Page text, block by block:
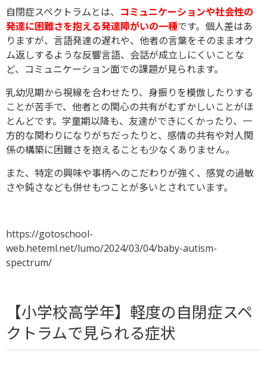
自閉症スペクトラムとは、 コミュニケーションや社会性の
発達に困難さを抱える発達障がいの一種です。個人差はあ
りますが、言語発達の遅れや、他者の言葉をそのままオウ
ム返しするような反響言語、会話が成立しにくいことな
ど、コミュニケーション面での課題が見られます。
乳幼児期から視線を合わせたり、身振りを模倣したりする
ことが苦手で、他者との関心の共有がむずかしいことがほ
とんどです。 学童期以降も、友達ができにくかったり、一
方的な関わりになりがちだったりと、感情の共有や対人関
係の構築に困難さを抱えることも少なくありません。
また、特定の興味や事柄へのこだわりが強く、感覚の過敏
さや鈍さなども併せもつことが多いとされています。
https://gotoschool-
web.heteml.net/lumo/2024/03/04/baby-autism-
spectrum/
【小学校高学年】軽度の自閉症スペ
クトラムで見られる症状